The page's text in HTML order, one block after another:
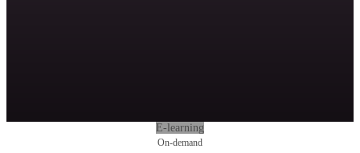
E-learning
On-demand